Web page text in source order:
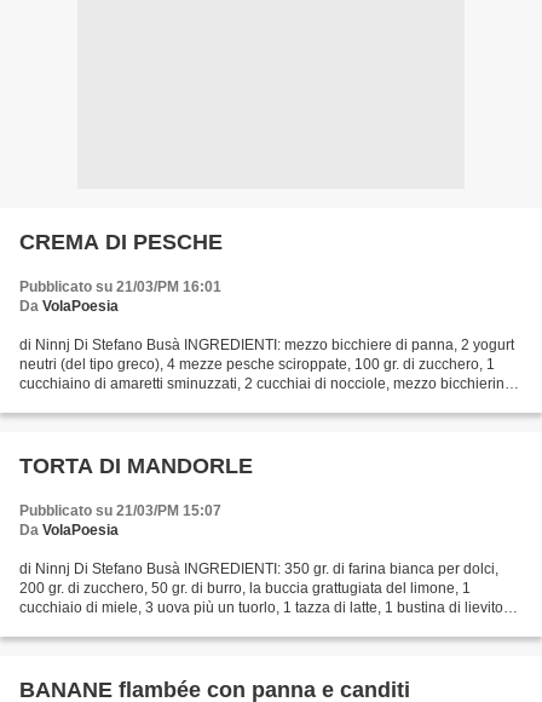
CREMA DI PESCHE
Pubblicato su 21/03/PM 16:01
Da VolaPoesia
di Ninnj Di Stefano Busà INGREDIENTI: mezzo bicchiere di panna, 2 yogurt
neutri (del tipo greco), 4 mezze pesche sciroppate, 100 gr. di zucchero, 1
cucchiaino di amaretti sminuzzati, 2 cucchiai di nocciole, mezzo bicchierino
TORTA DI MANDORLE
Pubblicato su 21/03/PM 15:07
Da VolaPoesia
di Ninnj Di Stefano Busà INGREDIENTI: 350 gr. di farina bianca per dolci,
200 gr. di zucchero, 50 gr. di burro, la buccia grattugiata del limone, 1
cucchiaio di miele, 3 uova più un tuorlo, 1 tazza di latte, 1 bustina di lievito
BANANE flambée con panna e canditi